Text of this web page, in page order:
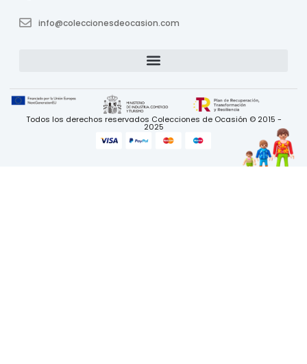
info@coleccionesdeocasion.com
Todos los derechos reservados Colecciones de Ocasión © 2015 -
2025